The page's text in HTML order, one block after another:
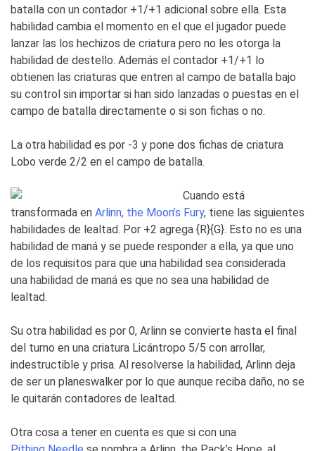
batalla con un contador +1/+1 adicional sobre ella. Esta
habilidad cambia el momento en el que el jugador puede
lanzar las los hechizos de criatura pero no les otorga la
habilidad de destello. Además el contador +1/+1 lo
obtienen las criaturas que entren al campo de batalla bajo
su control sin importar si han sido lanzadas o puestas en el
campo de batalla directamente o si son fichas o no.
La otra habilidad es por -3 y pone dos fichas de criatura
Lobo verde 2/2 en el campo de batalla.
Cuando está
transformada en Arlinn, the Moon’s Fury, tiene las siguientes
habilidades de lealtad. Por +2 agrega {R}{G}. Esto no es una
habilidad de maná y se puede responder a ella, ya que uno
de los requisitos para que una habilidad sea considerada
una habilidad de maná es que no sea una habilidad de
lealtad.
Su otra habilidad es por 0, Arlinn se convierte hasta el final
del turno en una criatura Licántropo 5/5 con arrollar,
indestructible y prisa. Al resolverse la habilidad, Arlinn deja
de ser un planeswalker por lo que aunque reciba daño, no se
le quitarán contadores de lealtad.
Otra cosa a tener en cuenta es que si con una